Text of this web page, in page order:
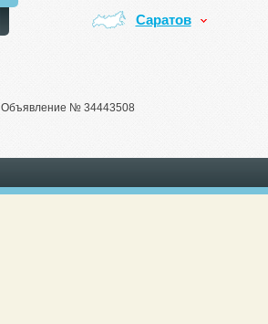
Саратов
Объявление № 34443508